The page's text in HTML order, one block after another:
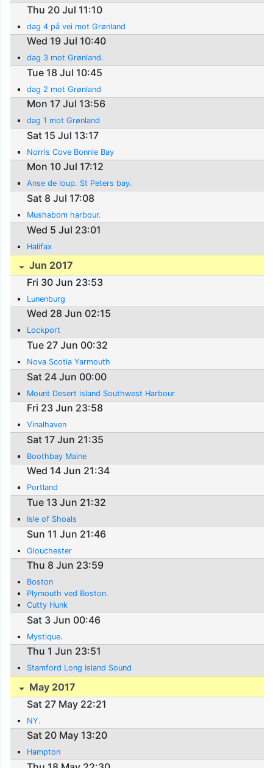
Thu 20 Jul 11:10
dag 4 på vei mot Grønland
Wed 19 Jul 10:40
dag 3 mot Grønland.
Tue 18 Jul 10:45
dag 2 mot Grønland
Mon 17 Jul 13:56
dag 1 mot Grønland
Sat 15 Jul 13:17
Norris Cove Bonnie Bay
Mon 10 Jul 17:12
Anse de loup. St Peters bay.
Sat 8 Jul 17:08
Mushabom harbour.
Wed 5 Jul 23:01
Halifax
Jun 2017
Fri 30 Jun 23:53
Lunenburg
Wed 28 Jun 02:15
Lockport
Tue 27 Jun 00:32
Nova Scotia Yarmouth
Sat 24 Jun 00:00
Mount Desert island Southwest Harbour
Fri 23 Jun 23:58
Vinalhaven
Sat 17 Jun 21:35
Boothbay Maine
Wed 14 Jun 21:34
Portland
Tue 13 Jun 21:32
Isle of Shoals
Sun 11 Jun 21:46
Glouchester
Thu 8 Jun 23:59
Boston
Plymouth ved Boston.
Cutty Hunk
Sat 3 Jun 00:46
Mystique.
Thu 1 Jun 23:51
Stamford Long Island Sound
May 2017
Sat 27 May 22:21
NY.
Sat 20 May 13:20
Hampton